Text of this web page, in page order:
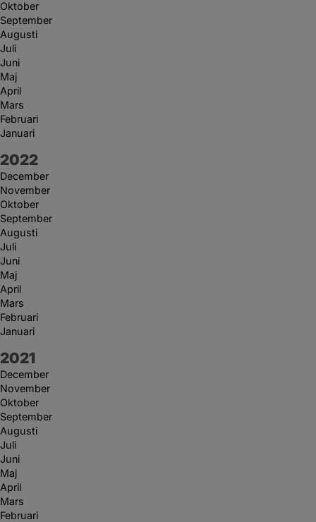
Oktober
September
Augusti
Juli
Juni
Maj
April
Mars
Februari
Januari
År:
2022
December
November
Oktober
September
Augusti
Juli
Juni
Maj
April
Mars
Februari
Januari
År:
2021
December
November
Oktober
September
Augusti
Juli
Juni
Maj
April
Mars
Februari